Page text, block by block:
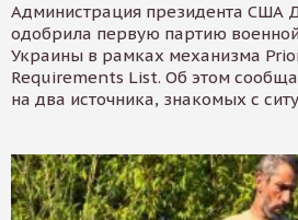
Администрация президента США
одобрила первую партию
Украины в рамках механизма
Requirements List. Об этом
на два источника, знакомых с